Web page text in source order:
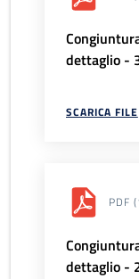
dettaglio -
SCARICA FILE
PDF
dettaglio -